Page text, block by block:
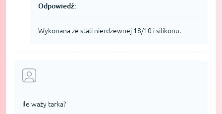
Odpowiedź:
Wykonana ze stali nierdzewnej 18/10 i silikonu.
Ile waży tarka?